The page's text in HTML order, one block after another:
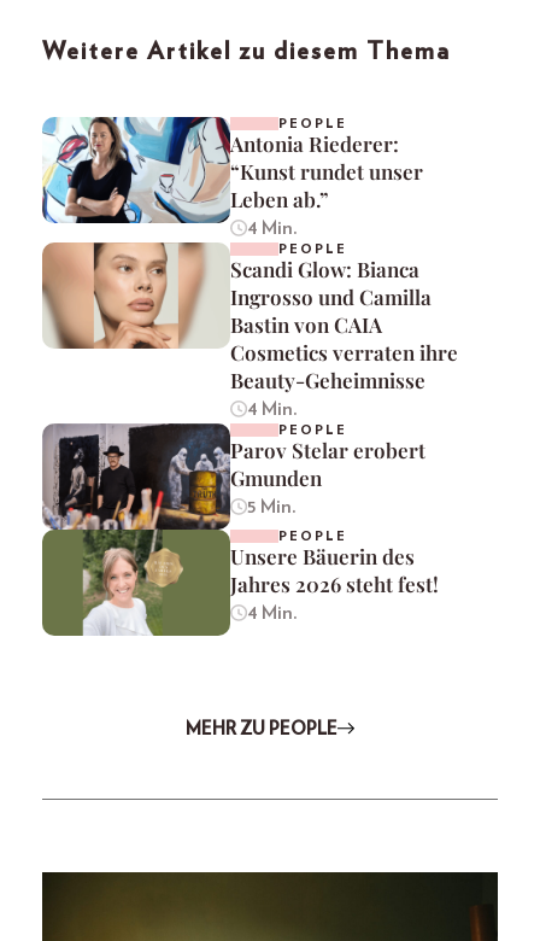
Weitere Artikel zu diesem Thema
PEOPLE
Antonia Riederer:
“Kunst rundet unser
Leben ab.”
4 Min.
PEOPLE
Scandi Glow: Bianca
Ingrosso und Camilla
Bastin von CAIA
Cosmetics verraten ihre
Beauty-Geheimnisse
4 Min.
PEOPLE
Parov Stelar erobert
Gmunden
5 Min.
PEOPLE
Unsere Bäuerin des
Jahres 2026 steht fest!
4 Min.
MEHR ZU PEOPLE